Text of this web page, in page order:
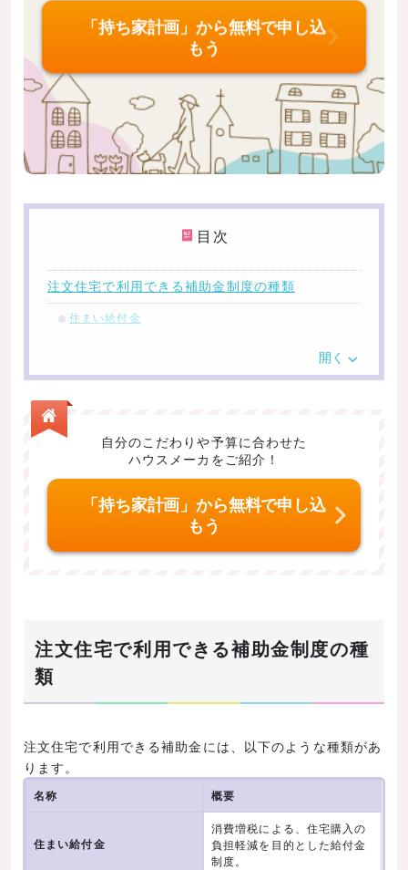
「持ち家計画」から無料で申し込
もう
目次
注文住宅で利用できる補助金制度の種類
住まい給付金
いくらもらえるか
受け取るタイミング
次世代住宅ポイント制度
いくらもらえるか
受け取るタイミング
申請方法
地域型住宅グリーン化事業
いくらもらえるか
サステナブル建築物等先導事業
開く
自分のこだわりや予算に合わせた
ハウスメーカをご紹介！
「持ち家計画」から無料で申し込
もう
注文住宅で利用できる補助金制度の種
類
注文住宅で利用できる補助金には、以下のような種類があ
ります。
名称 概要
住まい給付金
消費増税による、住宅購入の
負担軽減を目的とした給付金
制度。